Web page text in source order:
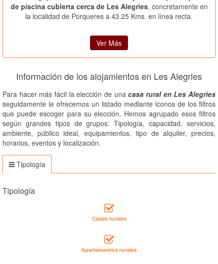
de piscina cubierta cerca de Les Alegries, concretamente en
la localidad de Porqueres a 43.25 Kms. en línea recta.
Ver Más
Información de los alojamientos en Les Alegries
Para hacer más fácil la elección de unacasa rural en Les Alegries
seguidamente le ofrecemos un listado mediante iconos de los filtros
que puede escoger para su elección. Hemos agrupado esos filtros
según grandes tipos de grupos: Tipología, capacidad, servicios,
ambiente, público ideal, equipamientos, tipo de alquiler, precios,
horarios, eventos y localización.
Tipología
Tipología
Casas rurales
Apartamentos rurales